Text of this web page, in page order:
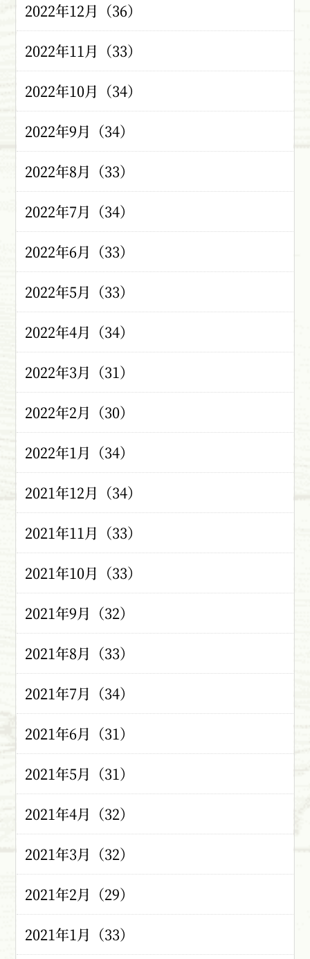
2022年12月（36）
2022年11月（33）
2022年10月（34）
2022年9月（34）
2022年8月（33）
2022年7月（34）
2022年6月（33）
2022年5月（33）
2022年4月（34）
2022年3月（31）
2022年2月（30）
2022年1月（34）
2021年12月（34）
2021年11月（33）
2021年10月（33）
2021年9月（32）
2021年8月（33）
2021年7月（34）
2021年6月（31）
2021年5月（31）
2021年4月（32）
2021年3月（32）
2021年2月（29）
2021年1月（33）